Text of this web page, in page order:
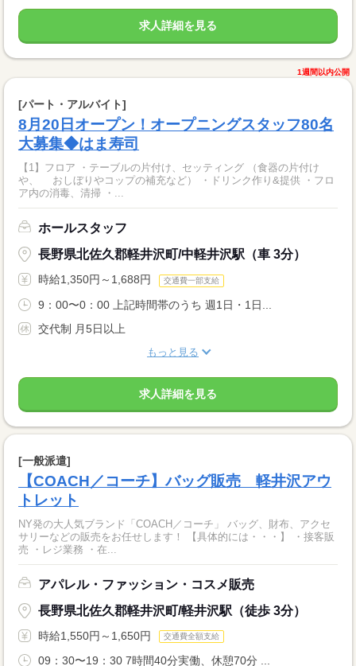
求人詳細を見る
1週間以内公開
[パート・アルバイト]
8月20日オープン！オープニングスタッフ80名
大募集◆はま寿司
【1】フロア ・テーブルの片付け、セッティング （食器の片付け
や、 おしぼりやコップの補充など） ・ドリンク作り&提供 ・フロ
ア内の消毒、清掃 ・...
ホールスタッフ
長野県北佐久郡軽井沢町/中軽井沢駅（車 3分）
時給1,350円～1,688円 交通費一部支給
9：00〜0：00 上記時間帯のうち 週1日・1日...
交代制 月5日以上
もっと見る
求人詳細を見る
[一般派遣]
【COACH／コーチ】バッグ販売 軽井沢アウ
トレット
NY発の大人気ブランド「COACH／コーチ」 バッグ、財布、アクセ
サリーなどの販売をお任せします！ 【具体的には・・・】 ・接客販
売 ・レジ業務 ・在...
アパレル・ファッション・コスメ販売
長野県北佐久郡軽井沢町/軽井沢駅（徒歩 3分）
時給1,550円～1,650円 交通費全額支給
09：30〜19：30 7時間40分実働、休憩70分 ...